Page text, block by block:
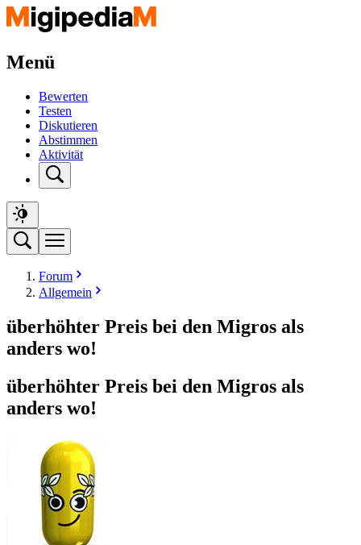
Menü
Bewerten
Testen
Diskutieren
Abstimmen
Aktivität
Forum
Allgemein
überhöhter Preis bei den Migros als
anders wo!
überhöhter Preis bei den Migros als
anders wo!